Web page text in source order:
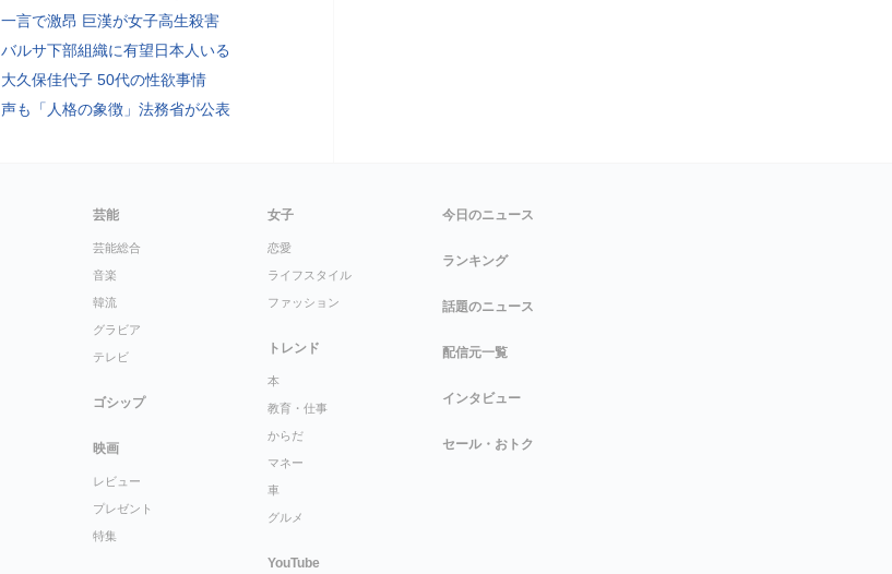
一言で激昂 巨漢が女子高生殺害
バルサ下部組織に有望日本人いる
大久保佳代子 50代の性欲事情
声も「人格の象徴」法務省が公表
芸能
芸能総合
音楽
韓流
グラビア
テレビ
ゴシップ
映画
レビュー
プレゼント
特集
女子
恋愛
ライフスタイル
ファッション
トレンド
本
教育・仕事
からだ
マネー
車
グルメ
YouTube
今日のニュース
ランキング
話題のニュース
配信元一覧
インタビュー
セール・おトク